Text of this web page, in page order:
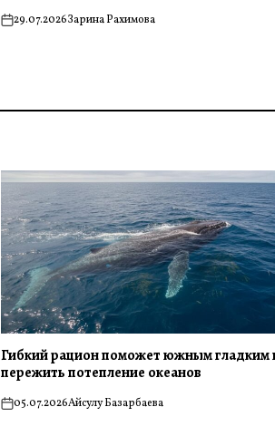
on29.07.2026Зарина Рахимова
Гибкий рацион поможет южным гладким
пережить потепление океанов
on05.07.2026Айсулу Базарбаева